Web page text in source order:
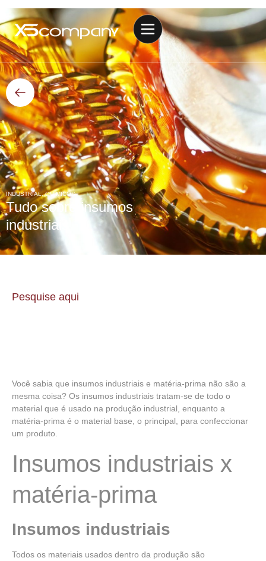
INDUSTRIAL,QUÍMICOS
Tudo sobre insumos
industriais
Pesquise aqui
Você sabia que insumos industriais e matéria-prima não são a
mesma coisa? Os insumos industriais tratam-se de todo o
material que é usado na produção industrial, enquanto a
matéria-prima é o material base, o principal, para confeccionar
um produto.
Insumos industriais x
matéria-prima
Insumos industriais
Todos os materiais usados dentro da produção são